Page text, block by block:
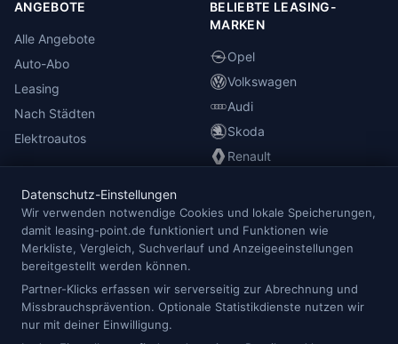
ANGEBOTE
Alle Angebote
Auto-Abo
Leasing
Nach Städten
Elektroautos
BELIEBTE LEASING-
MARKEN
Opel
Volkswagen
Audi
Skoda
Renault
INFORMATIONEN
Anbieterübersicht
Blog
Redaktion
Impressum
Datenschutz
Datenschutz-Einstellungen
Wir verwenden notwendige Cookies und lokale Speicherungen,
damit leasing-point.de funktioniert und Funktionen wie
Merkliste, Vergleich, Suchverlauf und Anzeigeeinstellungen
bereitgestellt werden können.
Partner-Klicks erfassen wir serverseitig zur Abrechnung und
Missbrauchsprävention. Optionale Statistikdienste nutzen wir
nur mit deiner Einwilligung.